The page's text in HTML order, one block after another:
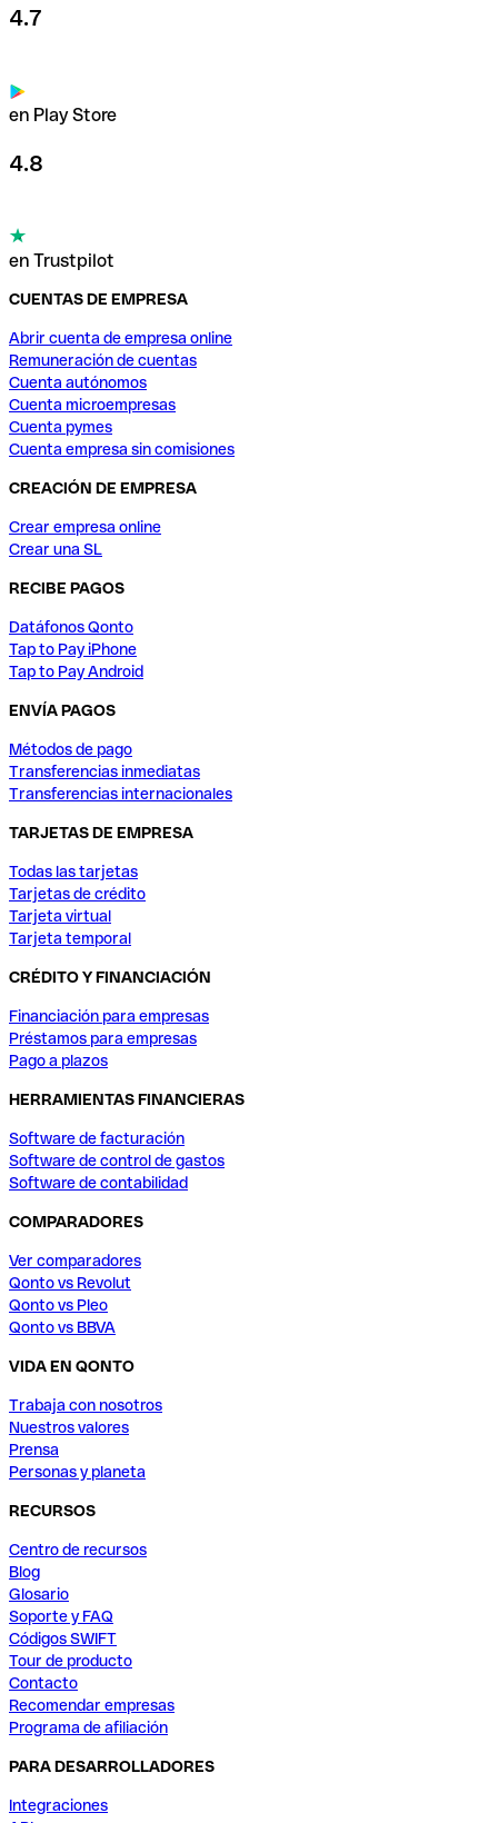
4.7
en Play Store
4.8
en Trustpilot
CUENTAS DE EMPRESA
Abrir cuenta de empresa online
Remuneración de cuentas
Cuenta autónomos
Cuenta microempresas
Cuenta pymes
Cuenta empresa sin comisiones
CREACIÓN DE EMPRESA
Crear empresa online
Crear una SL
RECIBE PAGOS
Datáfonos Qonto
Tap to Pay iPhone
Tap to Pay Android
ENVÍA PAGOS
Métodos de pago
Transferencias inmediatas
Transferencias internacionales
TARJETAS DE EMPRESA
Todas las tarjetas
Tarjetas de crédito
Tarjeta virtual
Tarjeta temporal
CRÉDITO Y FINANCIACIÓN
Financiación para empresas
Préstamos para empresas
Pago a plazos
HERRAMIENTAS FINANCIERAS
Software de facturación
Software de control de gastos
Software de contabilidad
COMPARADORES
Ver comparadores
Qonto vs Revolut
Qonto vs Pleo
Qonto vs BBVA
VIDA EN QONTO
Trabaja con nosotros
Nuestros valores
Prensa
Personas y planeta
RECURSOS
Centro de recursos
Blog
Glosario
Soporte y FAQ
Códigos SWIFT
Tour de producto
Contacto
Recomendar empresas
Programa de afiliación
PARA DESARROLLADORES
Integraciones